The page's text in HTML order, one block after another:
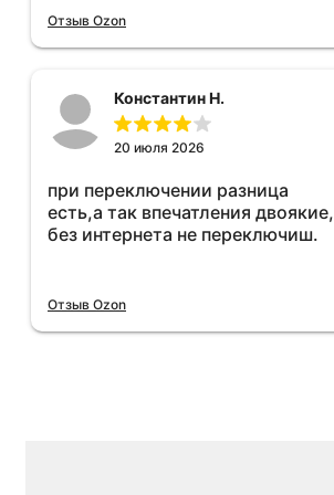
Отзыв Ozon
Константин Н.
20 июля 2026
при переключении разница
есть,а так впечатления двоякие,
без интернета не переключиш.
Отзыв Ozon